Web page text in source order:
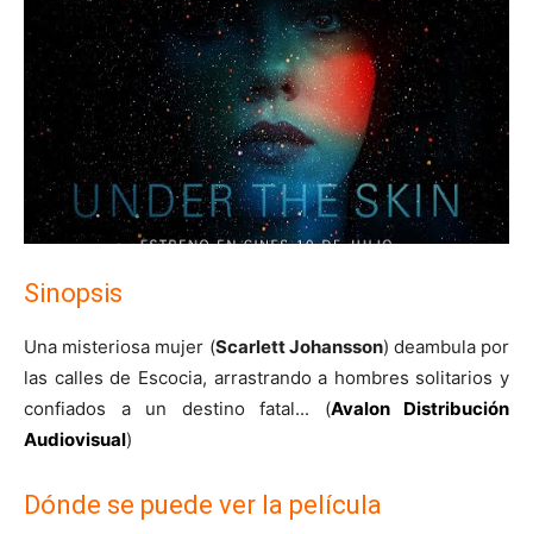
Sinopsis
Una misteriosa mujer (Scarlett Johansson) deambula por
las calles de Escocia, arrastrando a hombres solitarios y
confiados a un destino fatal... (Avalon Distribución
Audiovisual)
Dónde se puede ver la película